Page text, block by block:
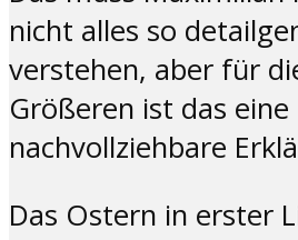
nicht alles so
verstehen, aber für
Größeren ist das eine
nachvollziehbare
Das Ostern in erster